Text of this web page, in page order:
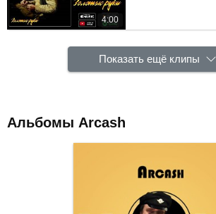
4:00
Показать ещё клипы
Альбомы Arcash